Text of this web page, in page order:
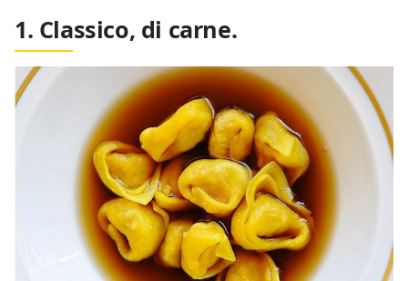
1. Classico, di carne.